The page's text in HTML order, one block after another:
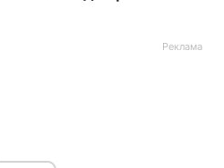
Реклама